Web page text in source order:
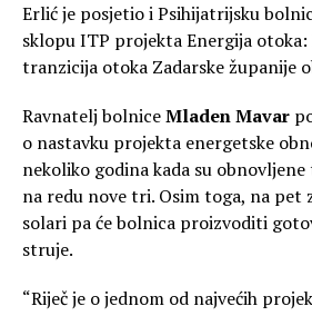
Erlić je posjetio i Psihijatrijsku
sklopu ITP projekta Energija otoka:
tranzicija otoka Zadarske županije
Ravnatelj bolniceMladen Mavar
o nastavku projekta energetske
nekoliko godina kada su obnovljene
na redu nove tri. Osim toga, na pet
solari pa će bolnica proizvoditi
struje.
“Riječ je o jednom od najvećih